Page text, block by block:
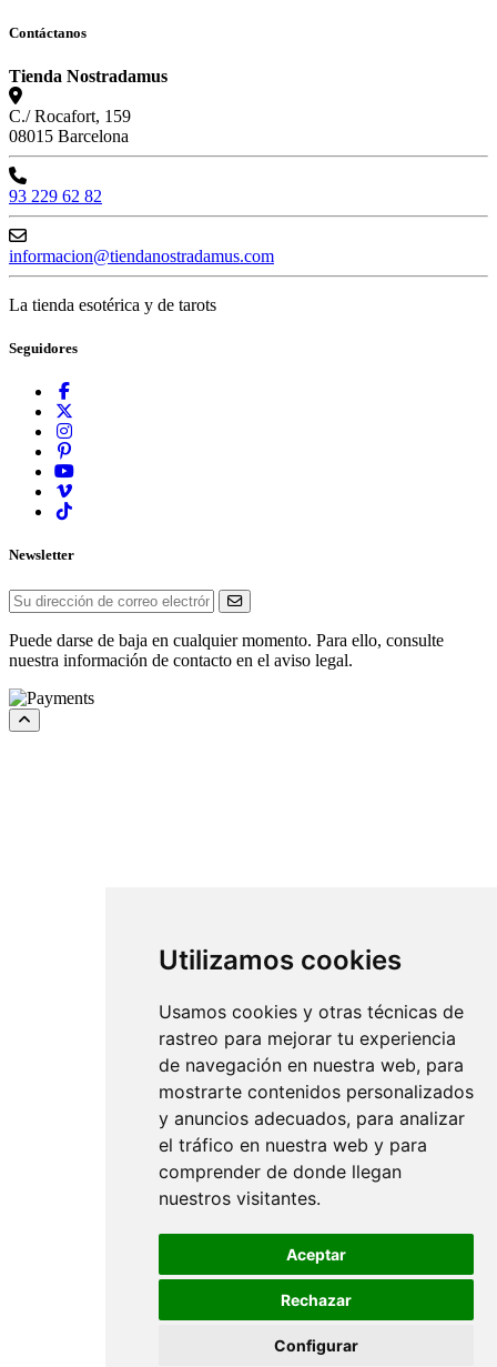
Utilizamos cookies
Usamos cookies y otras técnicas de
rastreo para mejorar tu experiencia
de navegación en nuestra web, para
mostrarte contenidos personalizados
y anuncios adecuados, para analizar
el tráfico en nuestra web y para
comprender de donde llegan
nuestros visitantes.
Aceptar
Rechazar
Configurar
Contáctanos
Tienda Nostradamus
C./ Rocafort, 159
08015 Barcelona
93 229 62 82
informacion@tiendanostradamus.com
La tienda esotérica y de tarots
Seguidores
Newsletter
Puede darse de baja en cualquier momento. Para ello, consulte
nuestra información de contacto en el aviso legal.